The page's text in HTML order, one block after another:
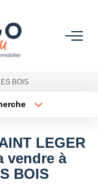
BOIS
LEGER
vendre à
BOIS